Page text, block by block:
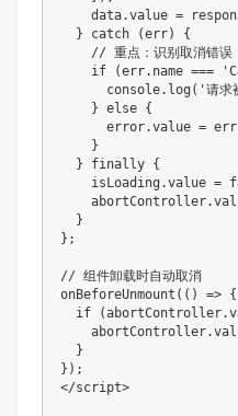
data.value =
  } catch (err) {
    // 重点：识别取消错误
if (err.name ===
console.log('请求
    } else {
error.value =
    }
  } finally {
isLoading.value =
  }
};
// 组件卸载时自动取消
onBeforeUnmount(() => {
if
  }
});
</script>